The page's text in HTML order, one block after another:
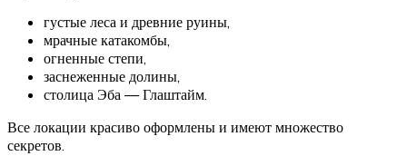
густые леса и древние руины,
мрачные катакомбы,
огненные степи,
заснеженные долины,
столица Эба — Глаштайм.
Все локации красиво оформлены и имеют множество
секретов.